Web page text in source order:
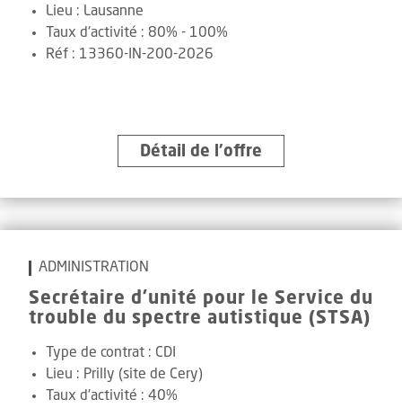
Lieu : Lausanne
Taux d'activité : 80% - 100%
Réf : 13360-IN-200-2026
Détail de l’offre
ADMINISTRATION
Secrétaire d'unité pour le Service du
trouble du spectre autistique (STSA)
Type de contrat : CDI
Lieu : Prilly (site de Cery)
Taux d'activité :40%